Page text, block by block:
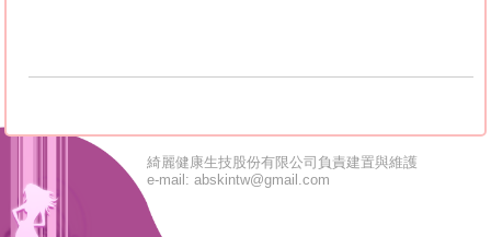
綺麗健康生技股份有限公司負責建置與維護
e-mail: abskintw@gmail.com